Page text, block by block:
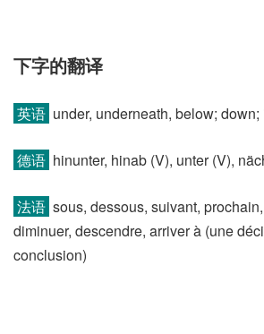
下字的翻译
英语 under, underneath, below;
德语 hinunter, hinab (V)​, unter (V)​,
法语 sous, dessous, suivant,
diminuer, descendre, arriver à (une
conclusion)​